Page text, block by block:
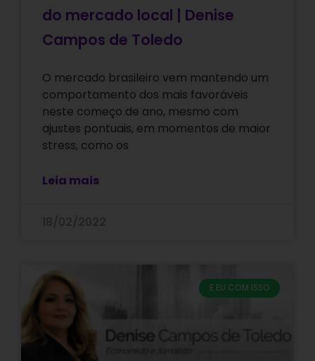
do mercado local | Denise
Campos de Toledo
O mercado brasileiro vem mantendo um
comportamento dos mais favoráveis
neste começo de ano, mesmo com
ajustes pontuais, em momentos de maior
stress, como os
Leia mais
E EU COM ISSO